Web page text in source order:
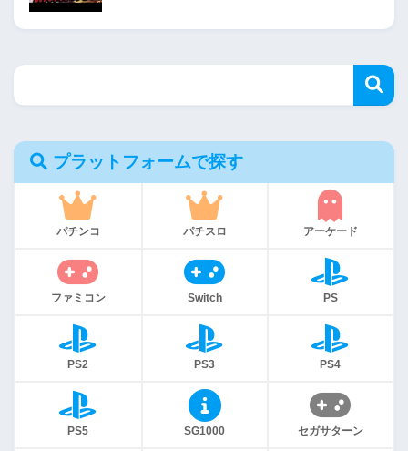
プラットフォームで探す
パチンコ パチスロ アーケード
ファミコン Switch PS
PS2 PS3 PS4
PS5 SG1000 セガサターン